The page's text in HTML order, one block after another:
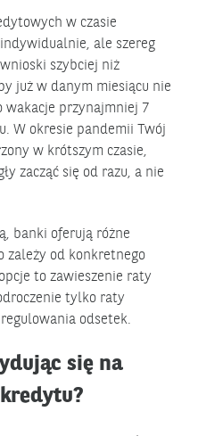
w czasie
ale szereg
szybciej niż
już w danym miesiącu nie
wakacje przynajmniej 7
W okresie pandemii Twój
w krótszym czasie,
zacząć się od razu, a nie
banki oferują różne
zależy od konkretnego
to zawieszenie raty
tylko raty
odsetek.
się na